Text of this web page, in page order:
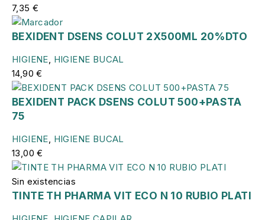
7,35 €
BEXIDENT DSENS COLUT 2X500ML 20%DTO
HIGIENE, HIGIENE BUCAL
14,90€
BEXIDENT PACK DSENS COLUT 500+PASTA
75
HIGIENE, HIGIENE BUCAL
13,00€
Sin existencias
TINTE TH PHARMA VIT ECO N 10 RUBIO PLATI